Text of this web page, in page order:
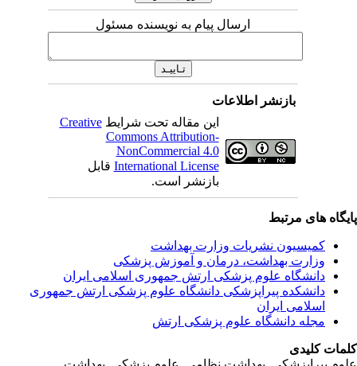
ارسال پیام به نویسنده مسئول
بازنشر اطلاعات
این مقاله تحت شرایطCreative
Commons Attribution-
NonCommercial 4.0
International Licenseقابل
بازنشر است.
های مرتبط
کمیسیون نشریات وزارت بهداشت
وزارت بهداشت، درمان و آموزش پزشکی
دانشگاه علوم پزشکی ارتش جمهوری اسلامی ایران
دانشکده پیراپزشکی دانشگاه علوم پزشکی ارتش جمهوری
اسلامی ایران
مجله دانشگاه علوم پزشکی ارتش
کلیدی